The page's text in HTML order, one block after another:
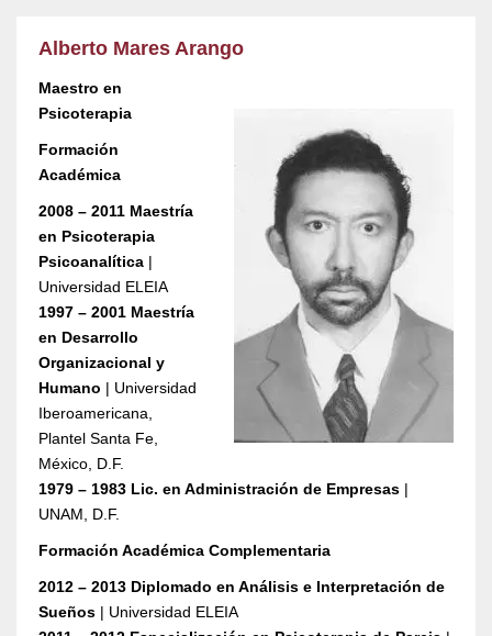
Alberto Mares Arango
Maestro en
Psicoterapia
Formación
Académica
2008 – 2011 Maestría
en Psicoterapia
Psicoanalítica |
Universidad ELEIA
1997 – 2001 Maestría
en Desarrollo
Organizacional y
Humano | Universidad
Iberoamericana,
Plantel Santa Fe,
México, D.F.
1979 – 1983 Lic. en Administración de Empresas |
UNAM, D.F.
Formación Académica Complementaria
2012 – 2013 Diplomado en Análisis e Interpretación de
Sueños | Universidad ELEIA